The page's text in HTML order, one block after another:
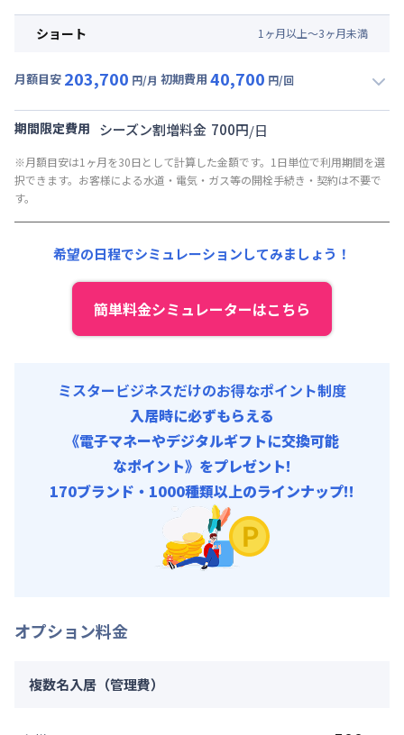
その他費用 :
初期費用
リネン代 : 9,000円/回 (税抜)
月額賃料目安(30日利用)
光熱費他 : 27,000円/月 (900円/日) (税抜)
その他費用 :
初期費用
契約事務手数料 : 10,000円/回 (税抜)
リネン代 : 9,000円/回 (税抜)
ショート 1 ヶ月以上～3ヶ月未満
月額目安 203,700 円/月 初期費用 40,700 円/回
月額賃料目安(30日利用)
光熱費他 : 27,000円/月 (900円/日) (税抜)
清掃料他 :
その他費用 :
初期費用
契約事務手数料 : 10,000円/回 (税抜)
リネン代 : 9,000円/回 (税抜)
期間限定費用 シーズン割増料金 700円/日
※月額目安は1ヶ月を30日として計算した金額です。1日単位で利用期間を選
択できます。お客様による水道・電気・ガス等の開栓手続き・契約は不要で
す。
希望の日程でシミュレーションしてみましょう！
簡単料金シミュレーターはこちら
ミスタービジネスだけのお得なポイント制度
入居時に必ずもらえる
《電子マネーやデジタルギフトに交換可能
なポイント》をプレゼント!
170ブランド・1000種類以上のラインナップ!!
オプション料金
複数名入居（管理費）